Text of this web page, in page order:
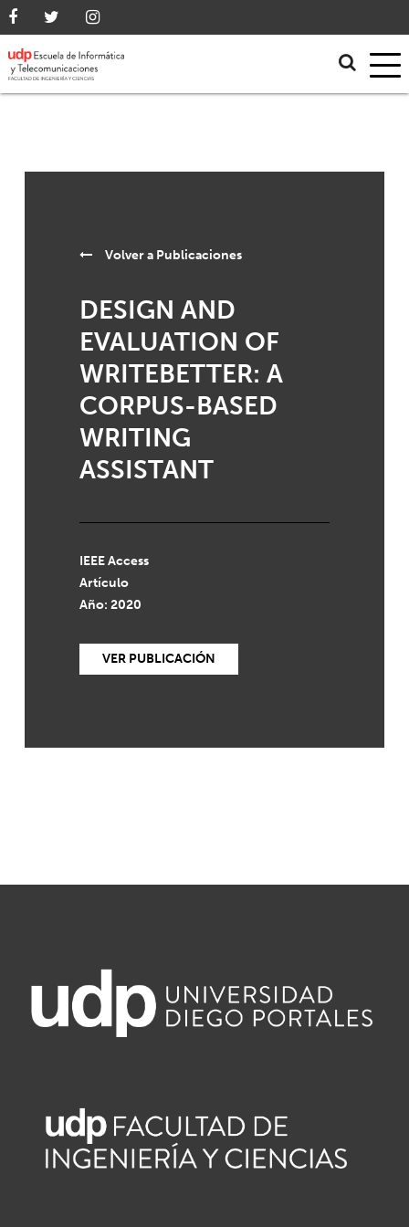
Volver a Publicaciones
DESIGN AND
EVALUATION OF
WRITEBETTER: A
CORPUS-BASED
WRITING
ASSISTANT
IEEE Access
Artículo
Año: 2020
VER PUBLICACIÓN